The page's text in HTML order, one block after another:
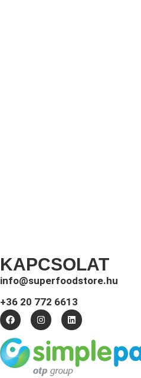
KAPCSOLAT
info@superfoodstore.hu
+36 20 772 6613